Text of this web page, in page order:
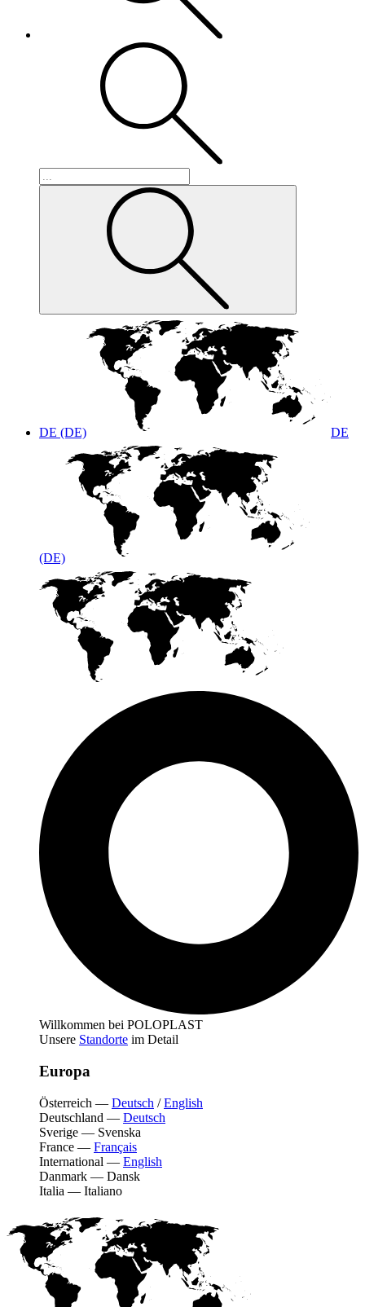
DE (DE) DE
(DE)
Willkommen bei POLOPLAST
Unsere Standorte im Detail
Europa
Österreich — Deutsch /English
Deutschland — Deutsch
Sverige — Svenska
France — Français
International — English
Danmark — Dansk
Italia — Italiano